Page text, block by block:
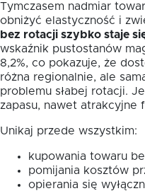
Tymczasem nadmiar
obniżyć elastyczność i
bez rotacji szybko staje
wskaźnik pustostanów
8,2%, co pokazuje, że
różna regionalnie, ale
problemu słabej rotacji.
zapasu, nawet atrakcyjne
Unikaj przede wszystkim:
kupowania towaru
pomijania kosztów
opierania się